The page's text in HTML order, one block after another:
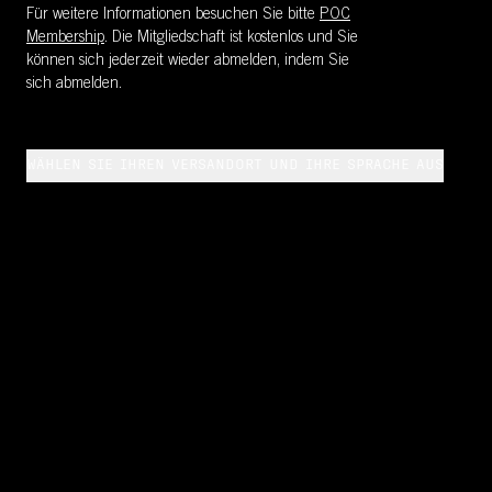
Für weitere Informationen besuchen Sie bitte POC
Membership. Die Mitgliedschaft ist kostenlos und Sie
können sich jederzeit wieder abmelden, indem Sie
sich abmelden.